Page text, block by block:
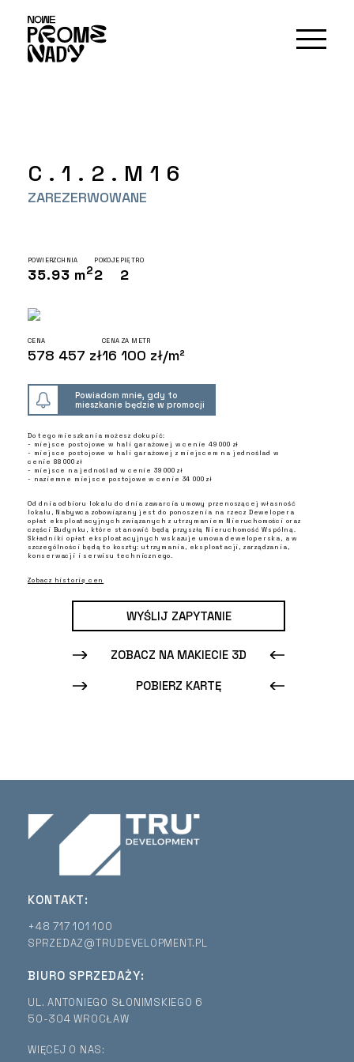
C.1.2.M16
ZAREZERWOWANE
POWIERZCHNIA
35.93 m2
POKOJE
2
PIĘTRO
2
CENA
578 457 zł
CENA ZA METR
16 100 zł/m²
Powiadom mnie, gdy to
mieszkanie będzie w promocji
Do tego mieszkania możesz dokupić:
- miejsce postojowe w hali garażowej w cenie 49 000 zł
- miejsce postojowe w hali garażowej z miejscem na jednoślad w
cenie 88 000 zł
- miejsce na jednoślad w cenie 39 000 zł
- naziemne miejsce postojowe w cenie 34 000 zł
Od dnia odbioru lokalu do dnia zawarcia umowy przenoszącej własność
lokalu, Nabywca zobowiązany jest do ponoszenia na rzecz Dewelopera
opłat eksploatacyjnych związanych z utrzymaniem Nieruchomości oraz
części Budynku, które stanowić będą przyszłą Nieruchomość Wspólną.
Składniki opłat eksploatacyjnych wskazuje umowa deweloperska, a w
szczególności będą to koszty: utrzymania, eksploatacji, zarządzania,
konserwacji i serwisu technicznego.
Zobacz historię cen
WYŚLIJ ZAPYTANIE
ZOBACZ NA MAKIECIE 3D
POBIERZ KARTĘ
KONTAKT:
+48 717 101 100
SPRZEDAZ@TRUDEVELOPMENT.PL
BIURO SPRZEDAŻY:
UL. ANTONIEGO SŁONIMSKIEGO 6
50-304 WROCŁAW
WIĘCEJ O NAS: